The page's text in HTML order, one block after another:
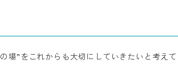
場”をこれからも大切にしていきたいと考え